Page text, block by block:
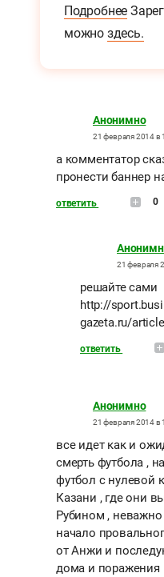
Подробнее
можно здесь.
Анонимно
21 февраля 2014 в
а комментатор
пронести баннер
ответить 0
21 февраля
решайте сами
http://
gazeta.ru/
ответить
Анонимно
21 февраля 2014 в
все идет как и
смерть футбола ,
футбол с нулевой
Казани , где они
Рубином ,
начало
от Анжи и
дома и поражения